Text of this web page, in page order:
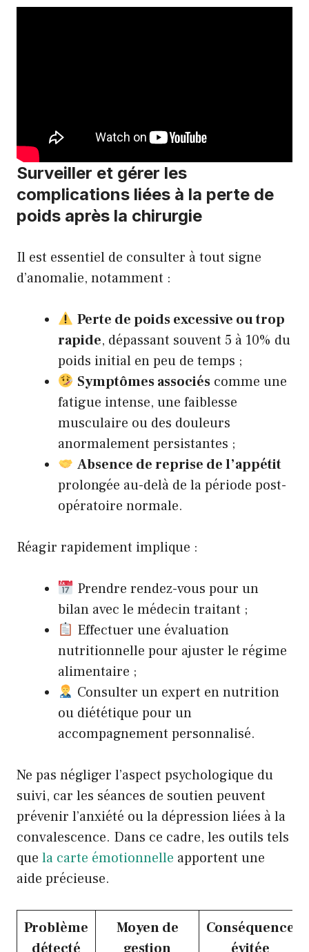
Surveiller et gérer les
complications liées à la perte de
poids après la chirurgie
Il est essentiel de consulter à tout signe
d’anomalie, notamment :
Perte de poids excessive ou trop
rapide, dépassant souvent 5 à 10% du
poids initial en peu de temps ;
Symptômes associéscomme une
fatigue intense, une faiblesse
musculaire ou des douleurs
anormalement persistantes ;
Absence de reprise de l’appétit
prolongée au-delà de la période post-
opératoire normale.
Réagir rapidement implique :
Prendre rendez-vous pour un
bilan avec le médecin traitant ;
Effectuer une évaluation
nutritionnelle pour ajuster le régime
alimentaire ;
Consulter un expert en nutrition
ou diététique pour un
accompagnement personnalisé.
Ne pas négliger l’aspect psychologique du
suivi, car les séances de soutien peuvent
prévenir l’anxiété ou la dépression liées à la
convalescence. Dans ce cadre, les outils tels
que la carte émotionnelle apportent une
aide précieuse.
Problème
détecté
Moyen de
gestion
Conséquence
évitée